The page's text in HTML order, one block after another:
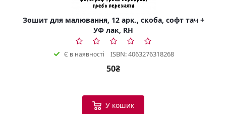
Зошит для малювання, 12 арк., скоба, софт тач +
УФ лак, RH
Є в наявності ISBN: 4063276318268
50₴
У кошик